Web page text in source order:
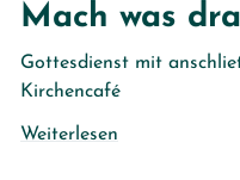
Mach was
Gottesdienst mit
Kirchencafé
Weiterlesen